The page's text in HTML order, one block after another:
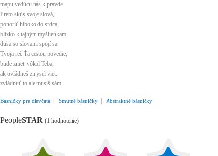
mapu vedúcu nás k pravde.
Preto skús svoje slová,
ponoriť hlboko do srdca,
blízko k tajným myšlienkam,
duša so slovami spojí sa.
Tvoja reč Ťa cestou povedie,
bude znieť vôkol Teba,
ak ovládneš zmysel viet.
zvládnuť to ale musíš sám.
Básničky pre dievčatá Smutné básničky Abstraktné básničky
PeopleSTAR (1 hodnotenie)